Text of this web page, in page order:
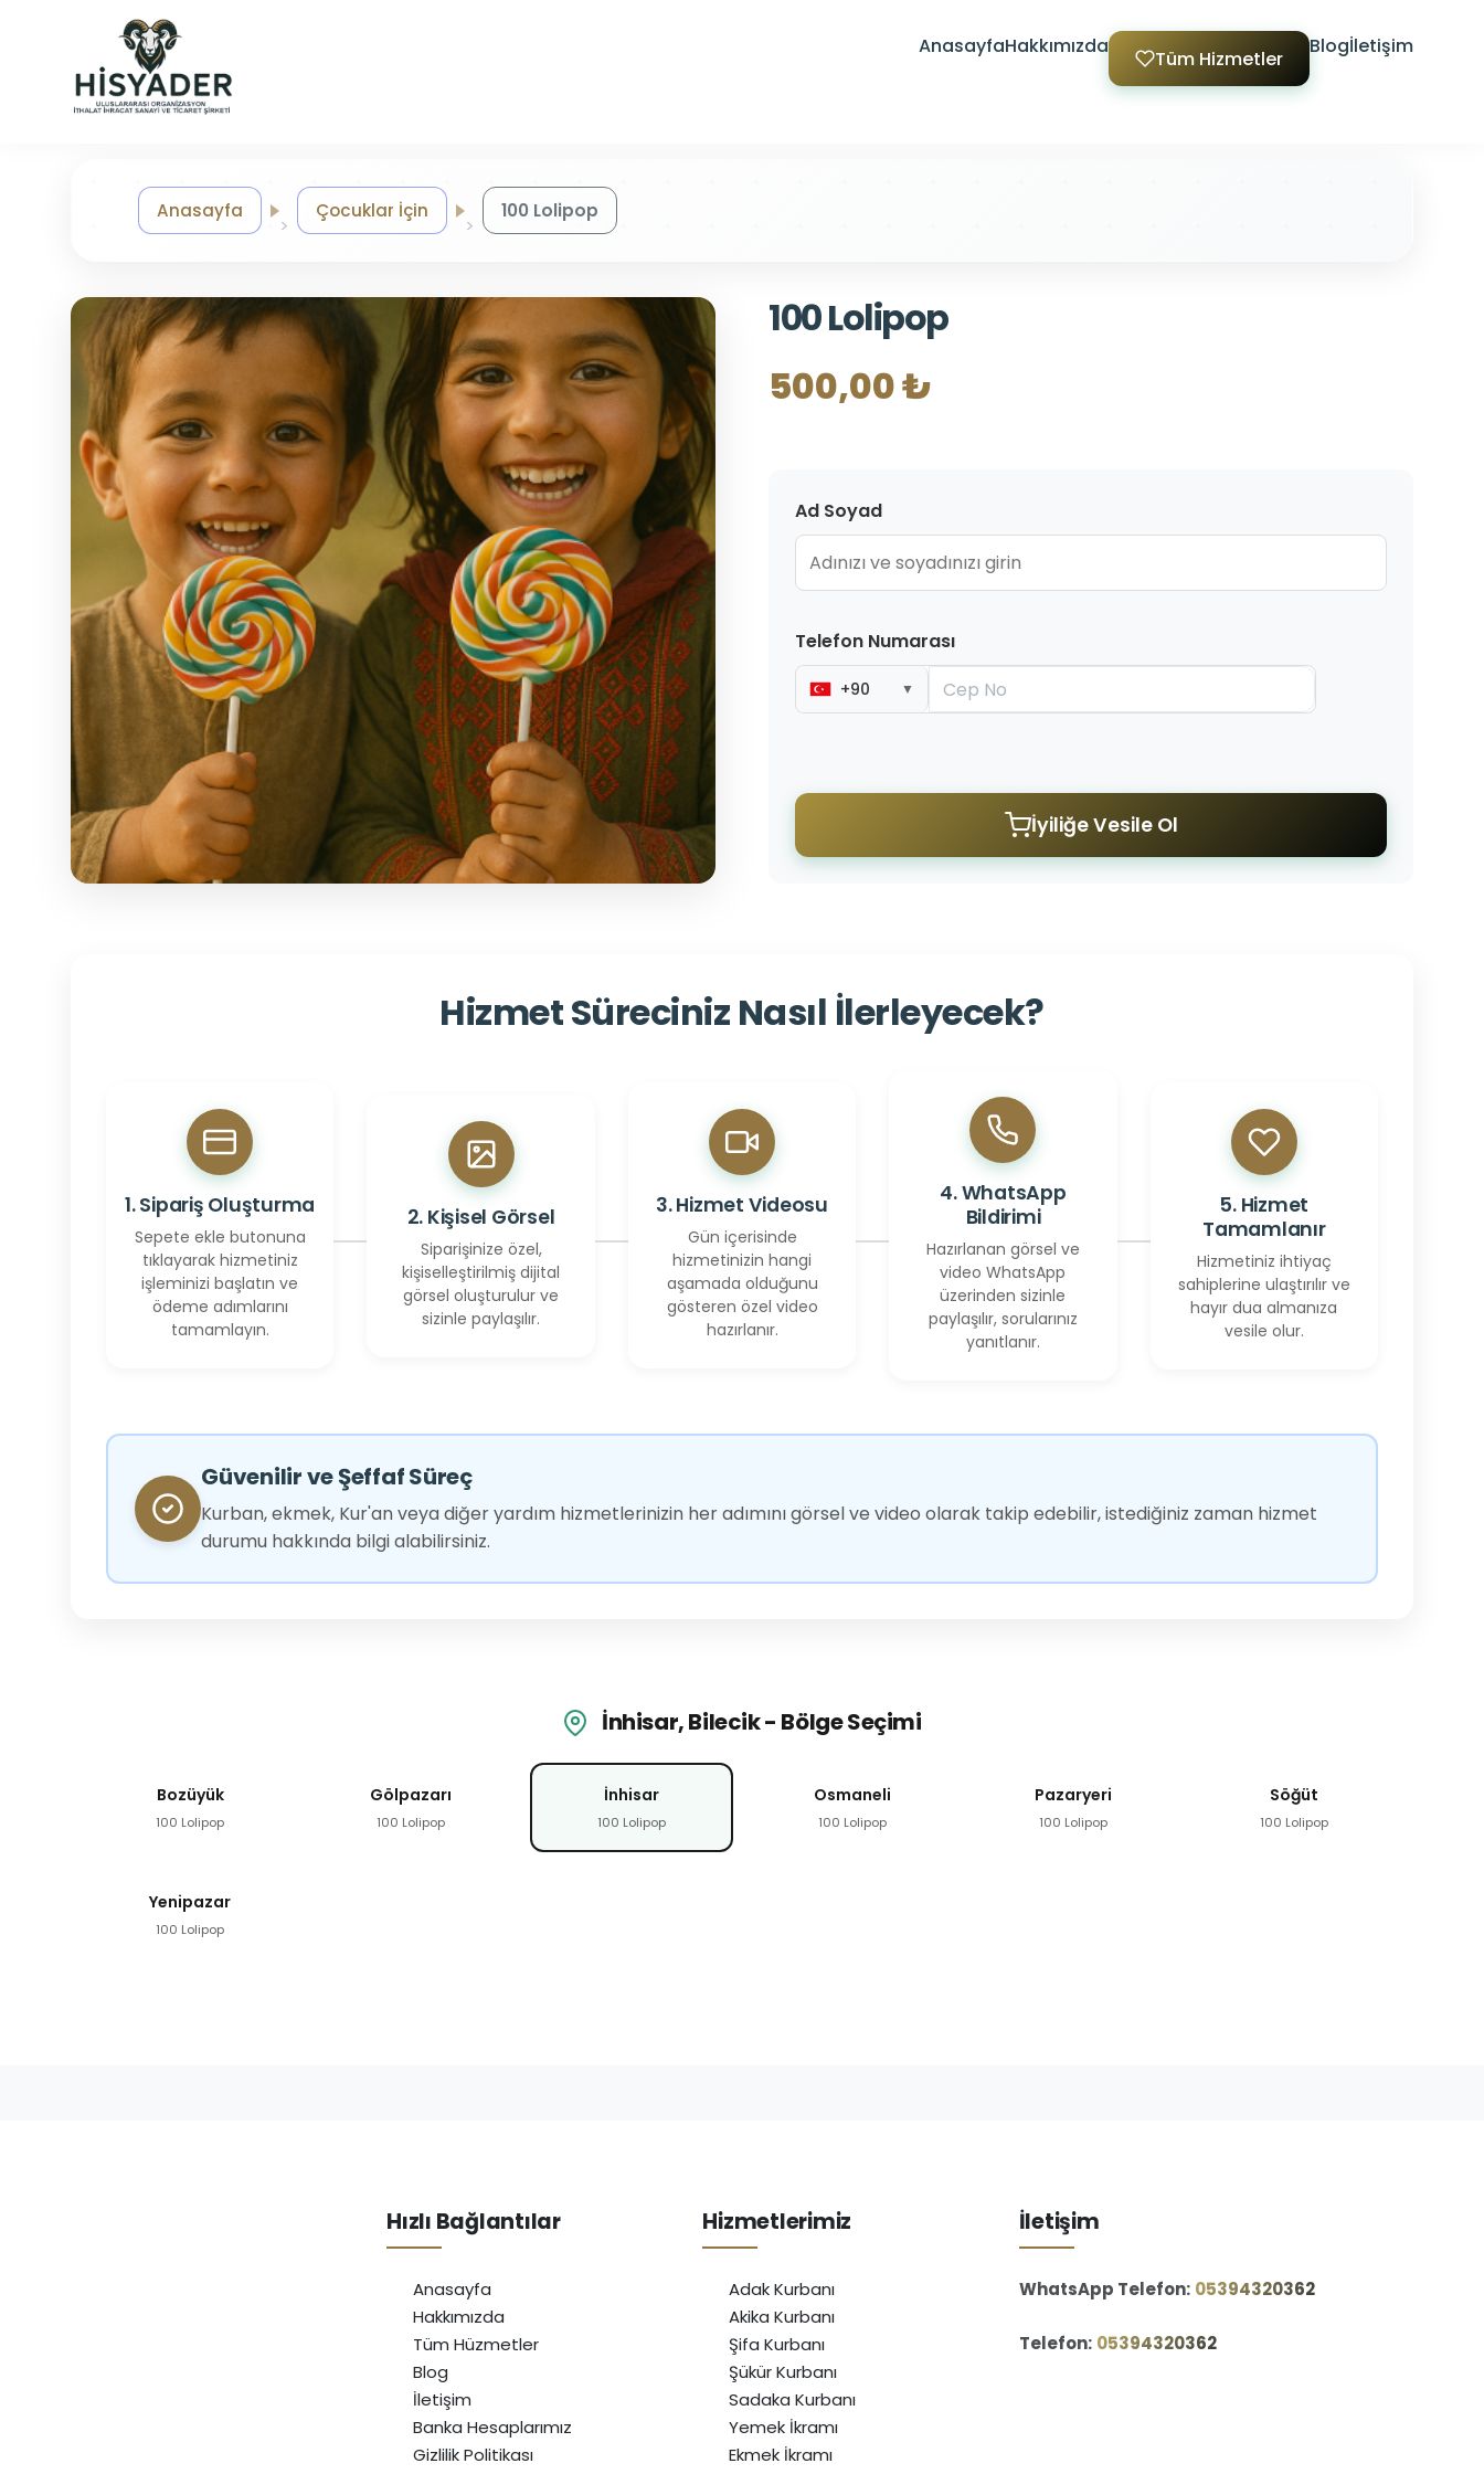
AnasayfaHakkımızda Tüm Hizmetler Blogİletişim
Anasayfa Çocuklar İçin 100 Lolipop
100 Lolipop
500,00 ₺
Ad Soyad
Telefon Numarası
+90 ▼
İyiliğe Vesile Ol
Hizmet Süreciniz Nasıl İlerleyecek?
1. Sipariş Oluşturma
Sepete ekle butonuna
tıklayarak hizmetiniz
işleminizi başlatın ve
ödeme adımlarını
tamamlayın.
2. Kişisel Görsel
Siparişinize özel,
kişiselleştirilmiş dijital
görsel oluşturulur ve
sizinle paylaşılır.
3. Hizmet Videosu
Gün içerisinde
hizmetinizin hangi
aşamada olduğunu
gösteren özel video
hazırlanır.
4. WhatsApp
Bildirimi
Hazırlanan görsel ve
video WhatsApp
üzerinden sizinle
paylaşılır, sorularınız
yanıtlanır.
5. Hizmet
Tamamlanır
Hizmetiniz ihtiyaç
sahiplerine ulaştırılır ve
hayır dua almanıza
vesile olur.
Güvenilir ve Şeffaf Süreç
Kurban, ekmek, Kur'an veya diğer yardım hizmetlerinizin her adımını görsel ve video olarak takip edebilir, istediğiniz zaman hizmet
durumu hakkında bilgi alabilirsiniz.
İnhisar, Bilecik - Bölge Seçimi
Bozüyük
100 Lolipop
Gölpazarı
100 Lolipop
İnhisar
100 Lolipop
Osmaneli
100 Lolipop
Pazaryeri
100 Lolipop
Söğüt
100 Lolipop
Yenipazar
100 Lolipop
Hızlı Bağlantılar
Anasayfa
Hakkımızda
Tüm Hüzmetler
Blog
İletişim
Banka Hesaplarımız
Gizlilik Politikası
Hizmetlerimiz
Adak Kurbanı
Akika Kurbanı
Şifa Kurbanı
Şükür Kurbanı
Sadaka Kurbanı
Yemek İkramı
Ekmek İkramı
İletişim
WhatsApp Telefon: ‪05394320362‬
Telefon: ‪05394320362‬